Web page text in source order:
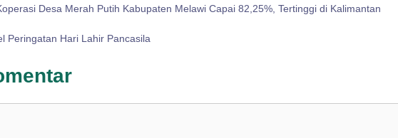
Desa Merah Putih Kabupaten Melawi Capai 82,25%, Tertinggi di Kalimantan
Peringatan Hari Lahir Pancasila